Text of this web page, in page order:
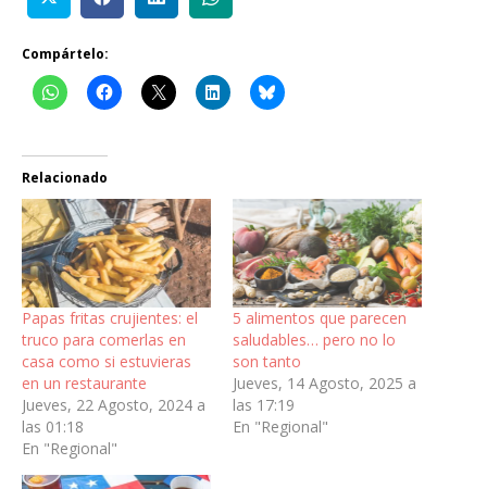
Compártelo:
Relacionado
Papas fritas crujientes: el
truco para comerlas en
casa como si estuvieras
en un restaurante
Jueves, 22 Agosto, 2024 a
las 01:18
En "Regional"
5 alimentos que parecen
saludables… pero no lo
son tanto
Jueves, 14 Agosto, 2025 a
las 17:19
En "Regional"